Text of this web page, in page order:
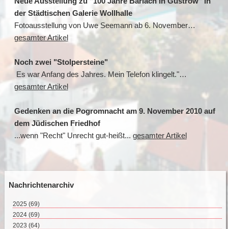
der Städtischen Galerie Wollhalle
Fotoausstellung von Uwe Seemann ab 6. November…
gesamter Artikel
Noch zwei "Stolpersteine"
Es war Anfang des Jahres. Mein Telefon klingelt."…
gesamter Artikel
Gedenken an die Pogromnacht am 9. November 2010 auf
dem Jüdischen Friedhof
...wenn "Recht" Unrecht gut-heißt... gesamter Artikel
Nachrichtenarchiv
2025 (69)
August 2025 (2)
Juli 2025 (9)
2024 (69)
Dezember 2024 (2)
2023 (64)